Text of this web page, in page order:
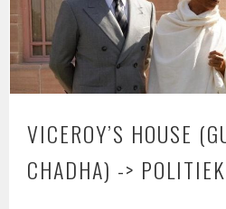
VICEROY’S HOUSE
CHADHA) -> POLITIEK